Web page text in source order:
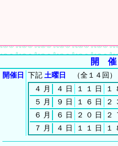
開
開催日 下記 土曜日
（全１４回）
４
月 ４ 日 １ １ 日 １
５
月 ９ 日 １ ６ 日 ２
６
月 ６ 日 ２ ０ 日 ２
７
月 ４ 日 １ １ 日 １